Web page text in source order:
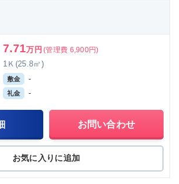
7.71万円 (管理費 6,900円)
1Ｋ(25.8㎡)
敷金 -
礼金 -
お問い合わせ
お気に入りに追加